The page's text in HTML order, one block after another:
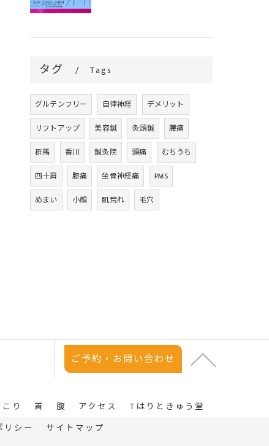
タグ Tags
グルテンフリー 自律神経
デメリット
リフトアップ
美容鍼 灸頭鍼
腰痛
群馬
香川 鍼灸院 頭痛
むちうち
四十肩
膝痛 坐骨神経痛
PMS
めまい
小顔 肌荒れ 毛穴
ご予約・お問い合わせ
り 首 腹 アクセス
Tはりときゅう堂
シー サイトマップ